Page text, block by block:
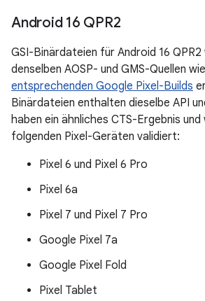
Android 16 QPR2
GSI-Binärdateien für Android 16 QPR2
denselben AOSP- und GMS-Quellen
entsprechenden Google Pixel-Builds
Binärdateien enthalten dieselbe API
haben ein ähnliches CTS-Ergebnis
folgenden Pixel-Geräten validiert:
Pixel 6 und Pixel 6 Pro
Pixel 6a
Pixel 7 und Pixel 7 Pro
Google Pixel 7a
Google Pixel Fold
Pixel Tablet